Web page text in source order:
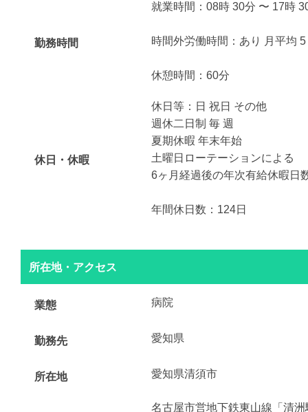
勤務時間
就業時間：08時 30分 〜 17時
時間外労働時間：あり 月平均
休憩時間：60分
休日・休暇
休日等：日 祝日 その他
週休二日制 毎 週
夏期休暇 年末年始
土曜日ローテーションによる
6ヶ月経過後の年次有給休暇日
年間休日数：124日
所在地・アクセス
業態 病院
勤務先 愛知県
所在地 愛知県清須市
名古屋市営地下鉄東山線「清